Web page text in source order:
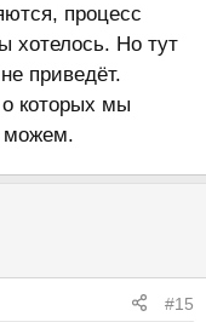
процесс
хотелось. Но тут
приведёт.
которых мы
можем.
#15